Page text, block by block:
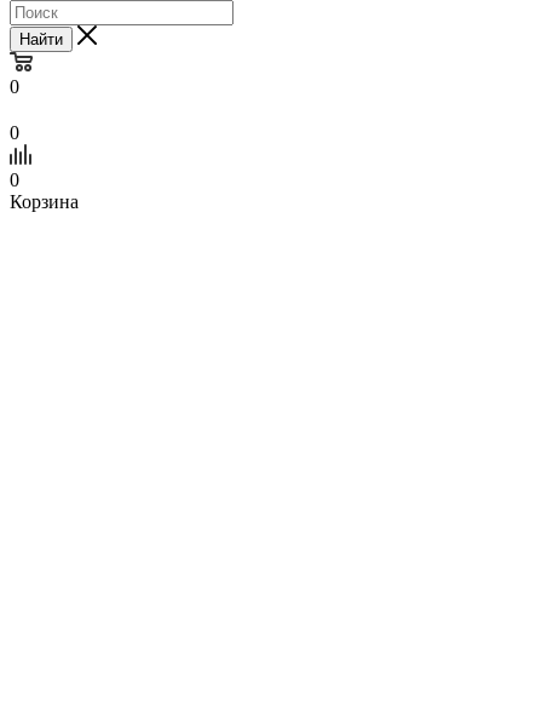
Найти
0
0
0
Корзина